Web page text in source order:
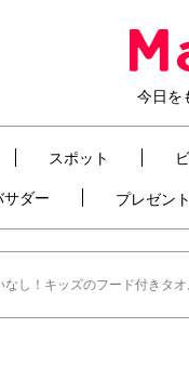
今日を
スポット
ダー プレゼン
なし！キッズのフード付きタ